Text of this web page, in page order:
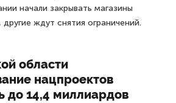
начали закрывать магазины
ждут снятия ограничений.
области
нацпроектов
до 14,4 миллиардов